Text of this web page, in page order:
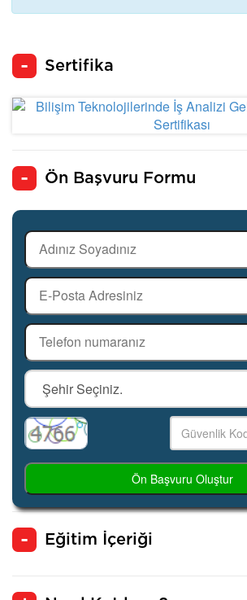
Sertifika
Ön Başvuru Formu
Ön Başvuru Oluştur
Eğitim İçeriği